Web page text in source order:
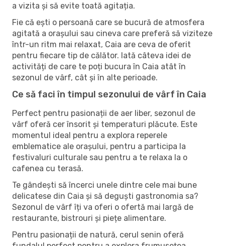
a vizita și să evite toată agitația.
Fie că ești o persoană care se bucură de atmosfera
agitată a orașului sau cineva care preferă să viziteze
într-un ritm mai relaxat, Caia are ceva de oferit
pentru fiecare tip de călător. Iată câteva idei de
activități de care te poți bucura în Caia atât în ​​
sezonul de vârf, cât și în alte perioade.
Ce să faci în timpul sezonului de vârf în Caia
Perfect pentru pasionații de aer liber, sezonul de
vârf oferă cer însorit și temperaturi plăcute. Este
momentul ideal pentru a explora reperele
emblematice ale orașului, pentru a participa la
festivaluri culturale sau pentru a te relaxa la o
cafenea cu terasă.
Te gândești să încerci unele dintre cele mai bune
delicatese din Caia și să deguști gastronomia sa?
Sezonul de vârf îți va oferi o ofertă mai largă de
restaurante, bistrouri și piețe alimentare.
Pentru pasionații de natură, cerul senin oferă